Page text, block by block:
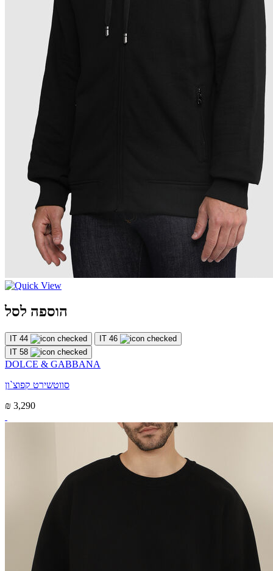
הוספה לסל
IT 44
IT 46
IT 58
DOLCE & GABBANA
סווטשירט קפוצ`ון
₪ 3,290